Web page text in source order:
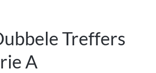
Treffers
A